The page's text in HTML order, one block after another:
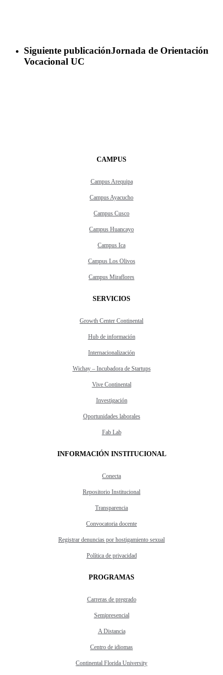
Siguiente publicaciónJornada de Orientación
Vocacional UC
CAMPUS
Campus Arequipa
Campus Ayacucho
Campus Cusco
Campus Huancayo
Campus Ica
Campus Los Olivos
Campus Miraflores
SERVICIOS
Growth Center Continental
Hub de información
Internacionalización
Wichay – Incubadora de Startups
Vive Continental
Investigación
Oportunidades laborales
Fab Lab
INFORMACIÓN INSTITUCIONAL
Conecta
Repositorio Institucional
Transparencia
Convocatoria docente
Registrar denuncias por hostigamiento sexual
Política de privacidad
PROGRAMAS
Carreras de pregrado
Semipresencial
A Distancia
Centro de idiomas
Continental Florida University